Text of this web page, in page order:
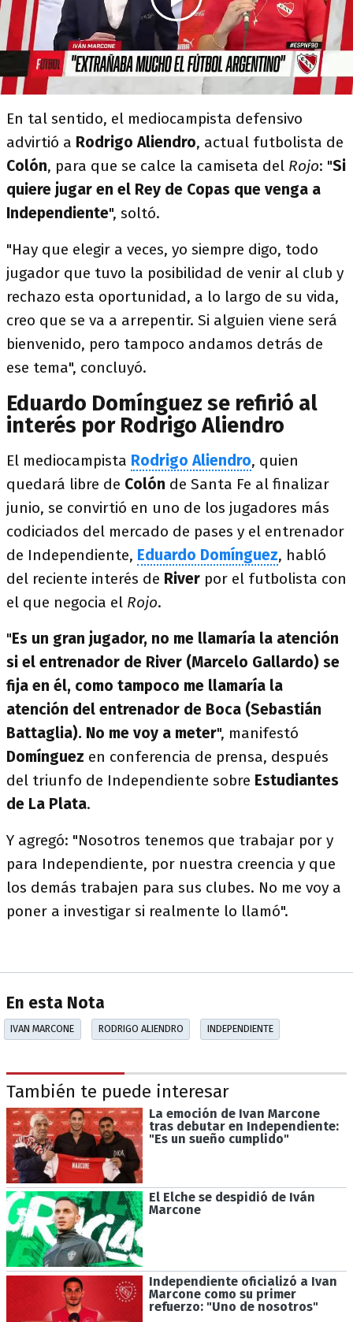
En tal sentido, el mediocampista defensivo
advirtió a Rodrigo Aliendro, actual futbolista de
Colón, para que se calce la camiseta del Rojo: "Si
quiere jugar en el Rey de Copas que venga a
Independiente", soltó.
"Hay que elegir a veces, yo siempre digo, todo
jugador que tuvo la posibilidad de venir al club y
rechazo esta oportunidad, a lo largo de su vida,
creo que se va a arrepentir. Si alguien viene será
bienvenido, pero tampoco andamos detrás de
ese tema", concluyó.
Eduardo Domínguez se refirió al
interés por Rodrigo Aliendro
El mediocampista Rodrigo Aliendro, quien
quedará libre de Colón de Santa Fe al finalizar
junio, se convirtió en uno de los jugadores más
codiciados del mercado de pases y el entrenador
de Independiente, Eduardo Domínguez, habló
del reciente interés de River por el futbolista con
el que negocia el Rojo.
"Es un gran jugador, no me llamaría la atención
si el entrenador de River (Marcelo Gallardo) se
fija en él, como tampoco me llamaría la
atención del entrenador de Boca (Sebastián
Battaglia). No me voy a meter", manifestó
Domínguez en conferencia de prensa, después
del triunfo de Independiente sobre Estudiantes
de La Plata.
Y agregó: "Nosotros tenemos que trabajar por y
para Independiente, por nuestra creencia y que
los demás trabajen para sus clubes. No me voy a
poner a investigar si realmente lo llamó".
En esta Nota
IVAN MARCONE RODRIGO ALIENDRO INDEPENDIENTE
También te puede interesar
La emoción de Ivan Marcone
tras debutar en Independiente:
"Es un sueño cumplido"
El Elche se despidió de Iván
Marcone
Independiente oficializó a Ivan
Marcone como su primer
refuerzo: "Uno de nosotros"